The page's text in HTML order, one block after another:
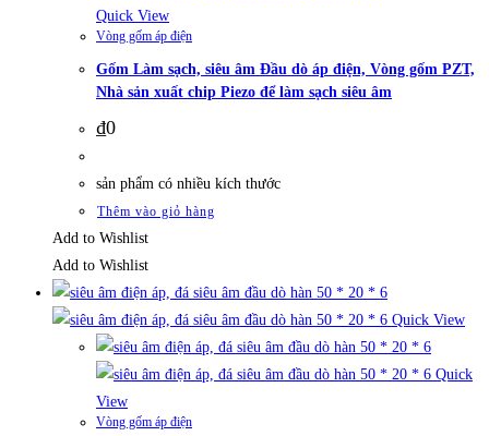
Quick View
Vòng gốm áp điện
Gốm Làm sạch, siêu âm Đầu dò áp điện, Vòng gốm PZT,
Nhà sản xuất chip Piezo để làm sạch siêu âm
₫0
sản phẩm có nhiều kích thước
Thêm vào giỏ hàng
Add to Wishlist
Add to Wishlist
Quick View
Quick
View
Vòng gốm áp điện